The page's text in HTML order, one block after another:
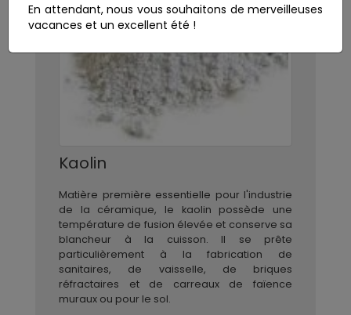
Kaolin
Matière première essentielle pour l'industrie
de la céramique, le kaolin possède une
température de fusion élevée et conserve sa
blancheur à la cuisson. Il se prête
particulièrement à la fabrication de
sanitaires, de vaisselle, de briques
réfractaires et de carreaux de faïence
muraux ou pour le sol.
En attendant, nous vous souhaitons de merveilleuses
vacances et un excellent été !